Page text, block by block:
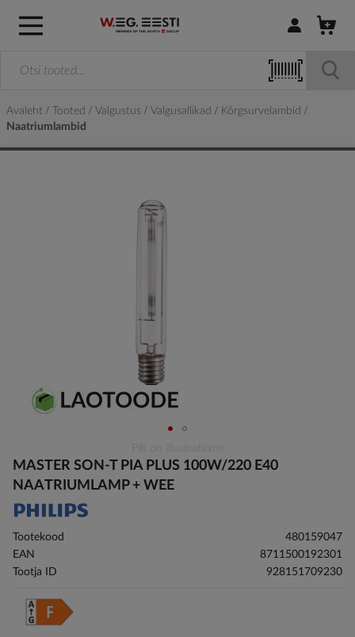
Logi sisse /
Avaleht Tooted Valgustus Valgusallikad
Kõrgsurvelambid
Naatriumlambid
to
the
of
images
gallery
MASTER SON-T PIA PLUS 100W/220 E40
NAATRIUMLAMP + WEE
Tootekood
480159047
EAN
8711500192301
Tootja ID
928151709230